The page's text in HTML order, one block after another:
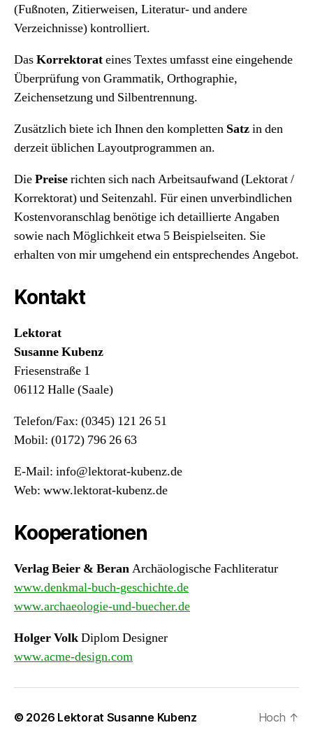
(Fußnoten, Zitierweisen, Literatur- und andere
Verzeichnisse) kontrolliert.
DasKorrektorateines Textes umfasst eine eingehende
Überprüfung von Grammatik, Orthographie,
Zeichensetzung und Silbentrennung.
Zusätzlich biete ich Ihnen den kompletten Satzin den
derzeit üblichen Layoutprogrammen an.
DiePreiserichten sich nach Arbeitsaufwand (Lektorat /
Korrektorat) und Seitenzahl. Für einen unverbindlichen
Kostenvoranschlag benötige ich detaillierte Angaben
sowie nach Möglichkeit etwa 5 Beispielseiten. Sie
erhalten von mir umgehend ein entsprechendes Angebot.
Kontakt
Lektorat
Susanne Kubenz
Friesenstraße 1
06112 Halle (Saale)
Telefon/Fax: (0345) 121 26 51
Mobil: (0172) 796 26 63
E-Mail: info@lektorat-kubenz.de
Web: www.lektorat-kubenz.de
Kooperationen
Verlag Beier & BeranArchäologische Fachliteratur
www.denkmal-buch-geschichte.de
www.archaeologie-und-buecher.de
Holger VolkDiplom Designer
www.acme-design.com
© 2026 Lektorat Susanne Kubenz Hoch ↑